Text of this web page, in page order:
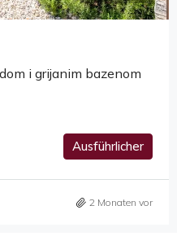
i grijanim bazenom
Ausführlicher
2 Monaten vor